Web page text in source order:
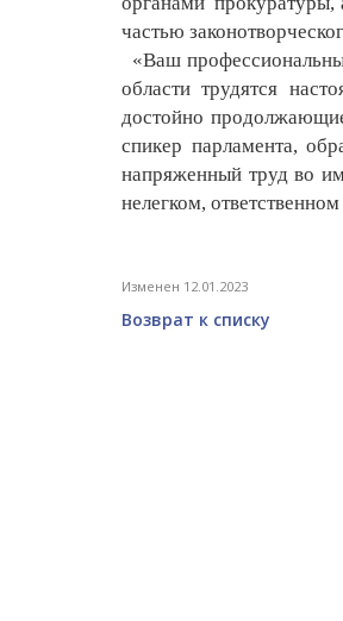
частью
«Ваш
области трудятся
достойно
спикер парламента,
напряженный труд во
нелегком,
Изменен 12.01.2023
Возврат к списку